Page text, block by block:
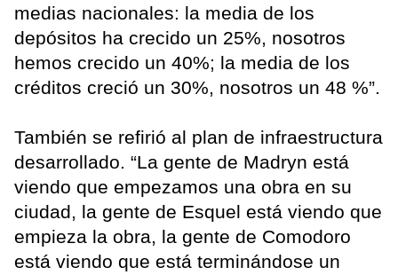
medias nacionales: la media de los
depósitos ha crecido un 25%, nosotros
hemos crecido un 40%; la media de los
créditos creció un 30%, nosotros un 48 %”.
También se refirió al plan de infraestructura
desarrollado. “La gente de Madryn está
viendo que empezamos una obra en su
ciudad, la gente de Esquel está viendo que
empieza la obra, la gente de Comodoro
está viendo que está terminándose un